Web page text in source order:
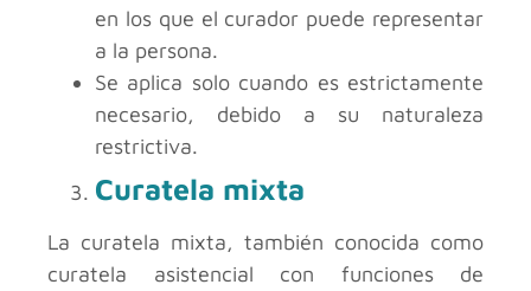
en los que el curador puede representar
a la persona.
Se aplica solo cuando es estrictamente
necesario, debido a su naturaleza
restrictiva.
Curatela mixta
La curatela mixta, también conocida como
curatela asistencial con funciones de